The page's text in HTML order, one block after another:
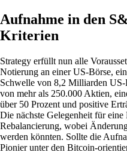
Aufnahme in den
Kriterien
Strategy erfüllt nun alle
Notierung an einer US-Börse,
Schwelle von 8,2 Milliarden
von mehr als 250.000 Aktien,
über 50 Prozent und positive
Die nächste Gelegenheit für eine
Rebalancierung, wobei
werden könnten. Sollte die
Pionier unter den Bitcoin-